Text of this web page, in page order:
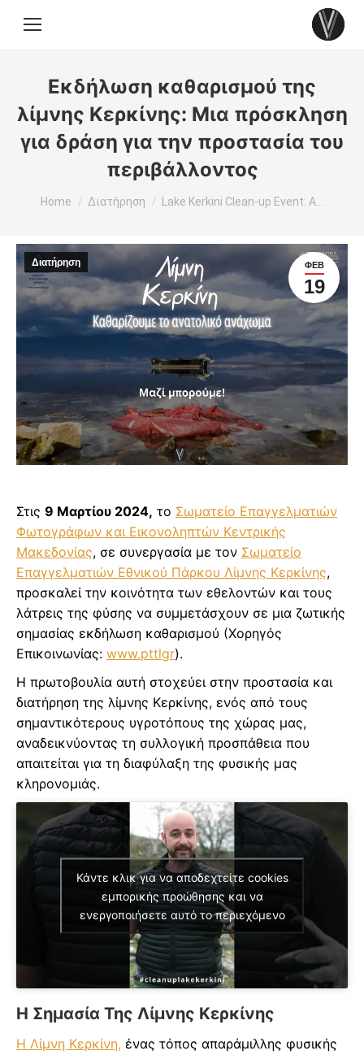
Εκδήλωση καθαρισμού της
λίμνης Κερκίνης: Μια πρόσκληση
για δράση για την προστασία του
περιβάλλοντος
You are here:
Home Διατήρηση Lake Kerkini Clean-up Event: A…
ΦΕΒ
19
Διατήρηση
Στις 9 Μαρτίου 2024, το Σωματείο Επαγγελματιών
Φωτογράφων και Εικονοληπτών Κεντρικής
Μακεδονίας, σε συνεργασία με τον Σωματείο
Επαγγελματιών Εθνικού Πάρκου Λίμνης Κερκίνης,
προσκαλεί την κοινότητα των εθελοντών και τους
λάτρεις της φύσης να συμμετάσχουν σε μια ζωτικής
σημασίας εκδήλωση καθαρισμού (Χορηγός
Επικοινωνίας: www.pttlgr).
Η πρωτοβουλία αυτή στοχεύει στην προστασία και
διατήρηση της λίμνης Κερκίνης, ενός από τους
σημαντικότερους υγροτόπους της χώρας μας,
αναδεικνύοντας τη συλλογική προσπάθεια που
απαιτείται για τη διαφύλαξη της φυσικής μας
κληρονομιάς.
Κάντε κλικ για να αποδεχτείτε cookies
εμπορικής προώθησης και να
ενεργοποιήσετε αυτό το περιεχόμενο
Η Σημασία Της Λίμνης Κερκίνης
Η Λίμνη Κερκίνη, ένας τόπος απαράμιλλης φυσικής